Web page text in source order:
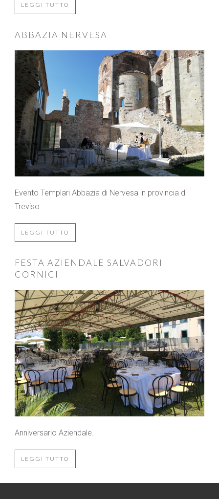
LEGGI TUTTO
ABBAZIA NERVESA
Evento Templari Abbazia di Nervesa in provincia di
Treviso.
LEGGI TUTTO
FESTA AZIENDALE SALVADORI
CORNICI
Anniversario Aziendale.
LEGGI TUTTO